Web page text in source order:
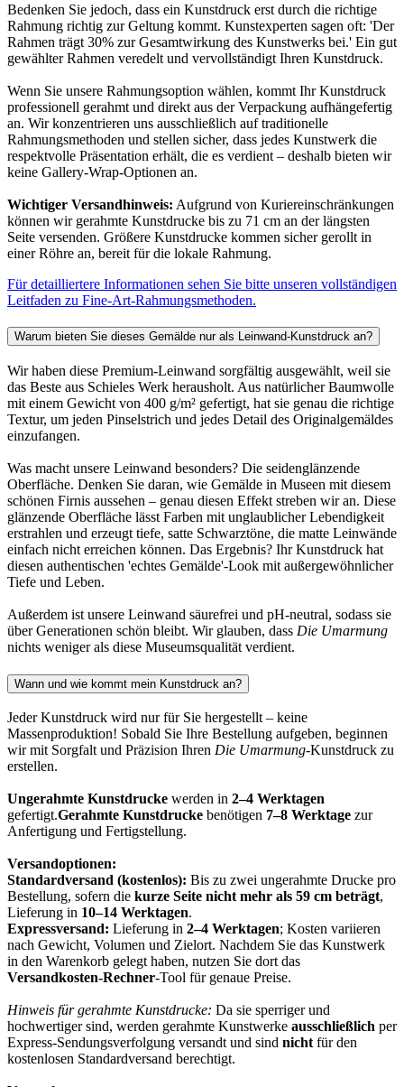
Bedenken Sie jedoch, dass ein Kunstdruck erst durch die richtige
Rahmung richtig zur Geltung kommt. Kunstexperten sagen oft: 'Der
Rahmen trägt 30% zur Gesamtwirkung des Kunstwerks bei.' Ein gut
gewählter Rahmen veredelt und vervollständigt Ihren Kunstdruck.
Wenn Sie unsere Rahmungsoption wählen, kommt Ihr Kunstdruck
professionell gerahmt und direkt aus der Verpackung aufhängefertig
an. Wir konzentrieren uns ausschließlich auf traditionelle
Rahmungsmethoden und stellen sicher, dass jedes Kunstwerk die
respektvolle Präsentation erhält, die es verdient – deshalb bieten wir
keine Gallery-Wrap-Optionen an.
Wichtiger Versandhinweis: Aufgrund von Kuriereinschränkungen
können wir gerahmte Kunstdrucke bis zu 71 cm an der längsten
Seite versenden. Größere Kunstdrucke kommen sicher gerollt in
einer Röhre an, bereit für die lokale Rahmung.
Für detailliertere Informationen sehen Sie bitte unseren vollständigen
Leitfaden zu Fine-Art-Rahmungsmethoden.
Warum bieten Sie dieses Gemälde nur als Leinwand-Kunstdruck an?
Wir haben diese Premium-Leinwand sorgfältig ausgewählt, weil sie
das Beste aus Schieles Werk herausholt. Aus natürlicher Baumwolle
mit einem Gewicht von 400 g/m² gefertigt, hat sie genau die richtige
Textur, um jeden Pinselstrich und jedes Detail des Originalgemäldes
einzufangen.
Was macht unsere Leinwand besonders? Die seidenglänzende
Oberfläche. Denken Sie daran, wie Gemälde in Museen mit diesem
schönen Firnis aussehen – genau diesen Effekt streben wir an. Diese
glänzende Oberfläche lässt Farben mit unglaublicher Lebendigkeit
erstrahlen und erzeugt tiefe, satte Schwarztöne, die matte Leinwände
einfach nicht erreichen können. Das Ergebnis? Ihr Kunstdruck hat
diesen authentischen 'echtes Gemälde'-Look mit außergewöhnlicher
Tiefe und Leben.
Außerdem ist unsere Leinwand säurefrei und pH-neutral, sodass sie
über Generationen schön bleibt. Wir glauben, dass Die Umarmung
nichts weniger als diese Museumsqualität verdient.
Wann und wie kommt mein Kunstdruck an?
Jeder Kunstdruck wird nur für Sie hergestellt – keine
Massenproduktion! Sobald Sie Ihre Bestellung aufgeben, beginnen
wir mit Sorgfalt und Präzision Ihren Die Umarmung-Kunstdruck zu
erstellen.
Ungerahmte Kunstdrucke werden in 2–4 Werktagen
gefertigt.Gerahmte Kunstdrucke benötigen 7–8 Werktage zur
Anfertigung und Fertigstellung.
Versandoptionen:
Standardversand (kostenlos): Bis zu zwei ungerahmte Drucke pro
Bestellung, sofern die kurze Seite nicht mehr als 59 cm beträgt,
Lieferung in 10–14 Werktagen.
Expressversand: Lieferung in 2–4 Werktagen; Kosten variieren
nach Gewicht, Volumen und Zielort. Nachdem Sie das Kunstwerk
in den Warenkorb gelegt haben, nutzen Sie dort das
Versandkosten-Rechner-Tool für genaue Preise.
Hinweis für gerahmte Kunstdrucke: Da sie sperriger und
hochwertiger sind, werden gerahmte Kunstwerke ausschließlich per
Express-Sendungsverfolgung versandt und sind nicht für den
kostenlosen Standardversand berechtigt.